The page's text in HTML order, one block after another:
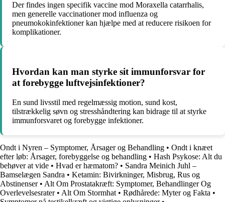
Der findes ingen specifik vaccine mod Moraxella catarrhalis,
men generelle vaccinationer mod influenza og
pneumokokinfektioner kan hjælpe med at reducere risikoen for
komplikationer.
Hvordan kan man styrke sit immunforsvar for
at forebygge luftvejsinfektioner?
En sund livsstil med regelmæssig motion, sund kost,
tilstrækkelig søvn og stresshåndtering kan bidrage til at styrke
immunforsvaret og forebygge infektioner.
Ondt i Nyren – Symptomer, Årsager og Behandling • Ondt i knæet
efter løb: Årsager, forebyggelse og behandling • Hash Psykose: Alt du
behøver at vide • Hvad er hæmatom? • Sandra Meinich Juhl –
Bamselægen Sandra • Ketamin: Bivirkninger, Misbrug, Rus og
Abstinenser• Alt Om Prostatakræft: Symptomer, Behandlinger Og
Overlevelsesrater• Alt Om Stormhat • Rødhårede: Myter og Fakta •